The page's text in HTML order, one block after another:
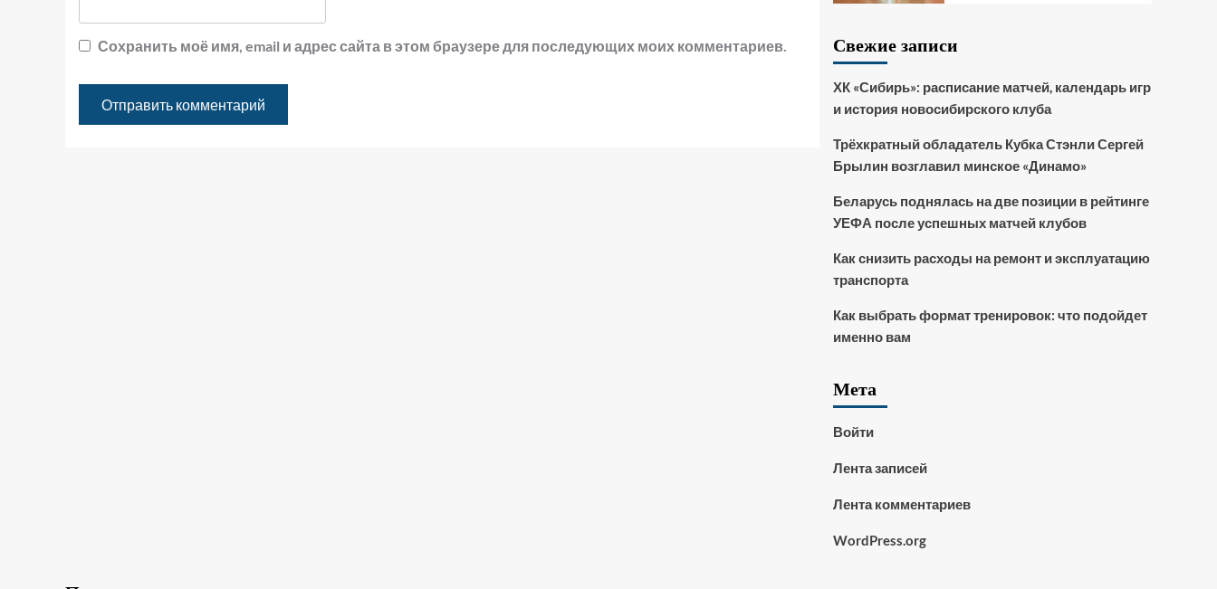
Сохранить моё имя, email и адрес сайта в этом браузере для последующих моих комментариев. Свежие записи
ХК «Сибирь»: расписание матчей, календарь игр
и история новосибирского клуба
Трёхкратный обладатель Кубка Стэнли Сергей
Брылин возглавил минское «Динамо»
Беларусь поднялась на две позиции в рейтинге
УЕФА после успешных матчей клубов
Как снизить расходы на ремонт и эксплуатацию
транспорта
Как выбрать формат тренировок: что подойдет
именно вам
Мета
Войти
Лента записей
Лента комментариев
WordPress.org